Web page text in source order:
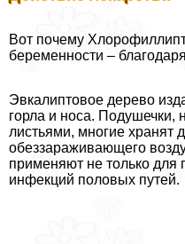
Вот почему
беременности –
Эвкалиптовое дерево
горла и носа.
листьями, многие хранят
обеззараживающего
применяют не только для
инфекций пoлoвых путей.